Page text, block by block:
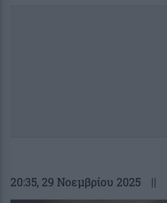
20:35, 29 Νοεμβρίου 2025 ||